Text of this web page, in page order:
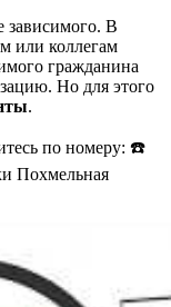
зависимого. В
или коллегам
гражданина
Но для этого
.
по номеру: ☎️
Похмельная